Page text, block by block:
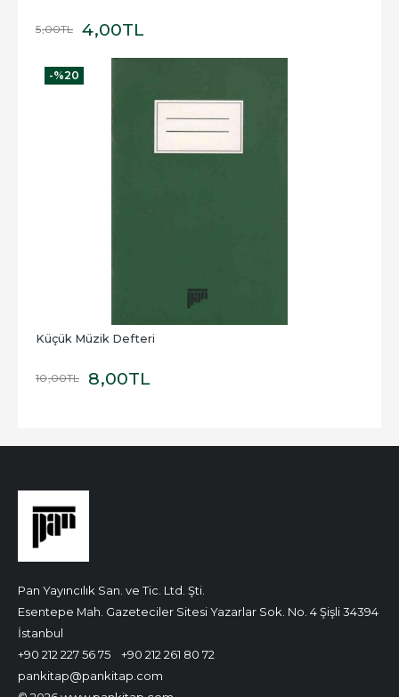
5,00TL 4,00TL
-%20
Küçük Müzik Defteri
10,00TL 8,00TL
Pan Yayıncılık San. ve Tic. Ltd. Şti.
Esentepe Mah. Gazeteciler Sitesi Yazarlar Sok. No. 4 Şişli 34394
İstanbul
+90 212 227 56 75
+90 212 261 80 72
pankitap@pankitap.com